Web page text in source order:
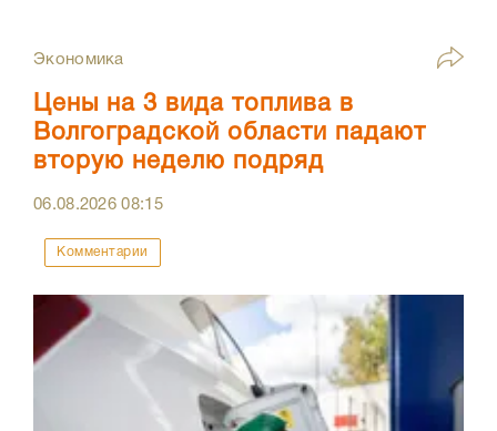
Экономика
Цены на 3 вида топлива в
Волгоградской области падают
вторую неделю подряд
06.08.202608:15
Комментарии